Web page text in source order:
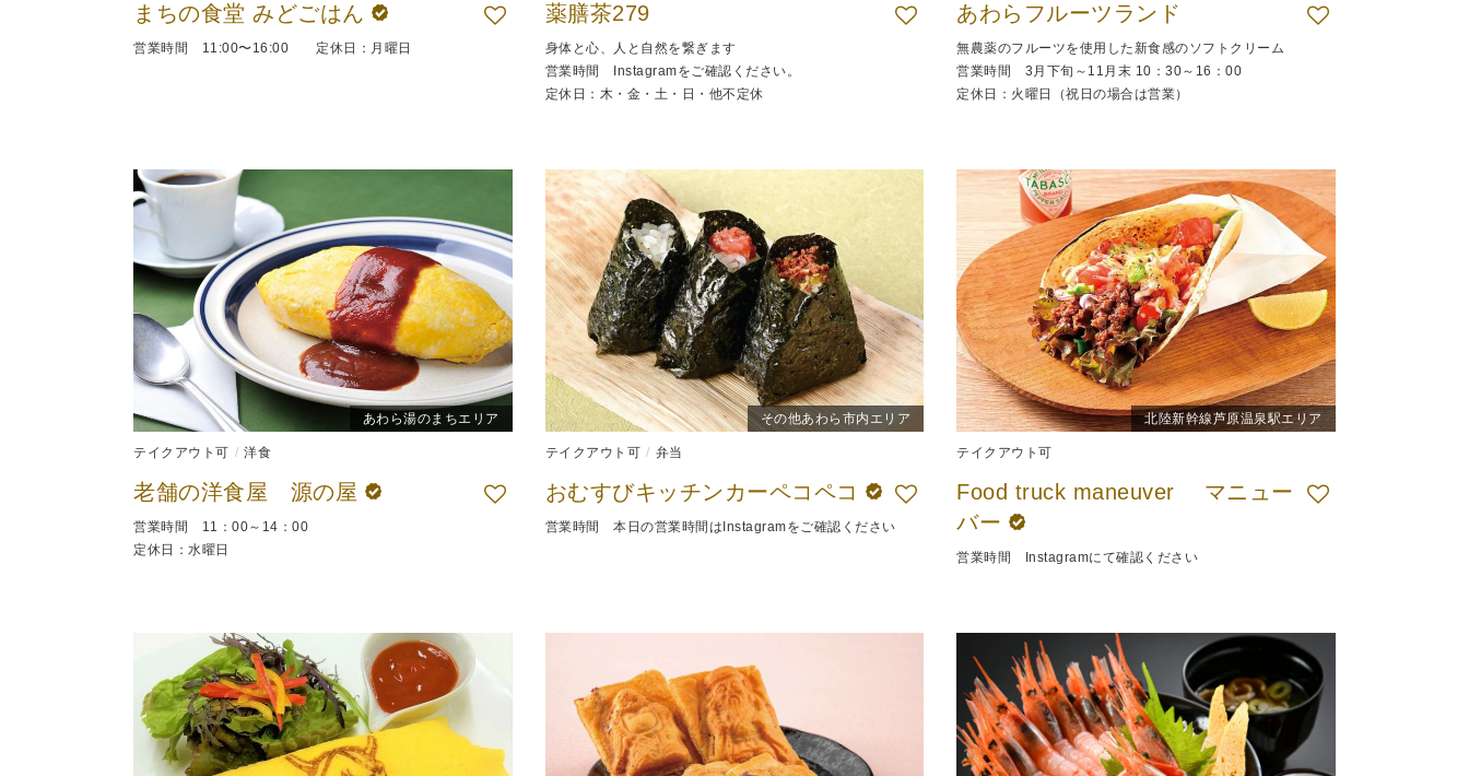
まちの食堂 みどごはん
営業時間 11:00〜16:00 定休日：月曜日
薬膳茶279
身体と心、人と自然を繋ぎます
営業時間 Instagramをご確認ください。
定休日：木・金・土・日・他不定休
あわらフルーツランド
無農薬のフルーツを使用した新食感のソフトクリーム
営業時間 3月下旬～11月末 10：30～16：00
定休日：火曜日（祝日の場合は営業）
あわら湯のまちエリア
テイクアウト可 洋食
老舗の洋食屋 源の屋
営業時間 11：00～14：00
定休日：水曜日
その他あわら市内エリア
テイクアウト可 弁当
おむすびキッチンカーペコペコ
営業時間 本日の営業時間はInstagramをご確認ください
北陸新幹線芦原温泉駅エリア
テイクアウト可
Food truck maneuver マニュー
バー
営業時間 Instagramにて確認ください